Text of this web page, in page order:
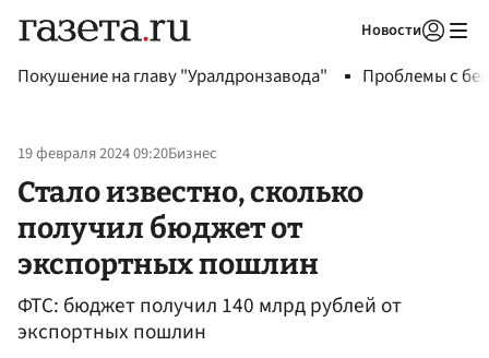
Новости
Покушение на главу "Уралдронзавода" Проблемы с
19 февраля 2024 09:20Бизнес
Стало известно, сколько
получил бюджет от
экспортных пошлин
ФТС: бюджет получил 140 млрд рублей от
экспортных пошлин